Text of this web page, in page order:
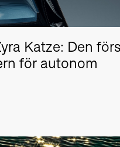
Katze: Den
för autonom